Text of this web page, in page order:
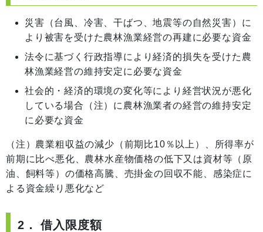
災害（台風、冷害、干ばつ、地震等の自然災害）に
より被害を受けた農林漁業経営の再建に必要な資金
法令に基づく行政指導により経済的損失を受けた農
林漁業経営の維持安定に必要な資金
社会的・経済的環境の変化等により経営状況が悪化
している場合（注）に農林漁業者の経営の維持安定
に必要な資金
（注）農業粗収益の減少（前期比10％以上）、所得率が
前期に比べ悪化、農林水産物価格の低下又は資材等（原
油、飼料等）の価格高騰、売掛金の回収不能、感染症に
よる資金繰り悪化など
2． 借入限度額